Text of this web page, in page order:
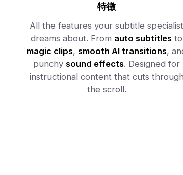
特徴
All the features your subtitle specialist
dreams about. From auto subtitles to
magic clips, smooth AI transitions,
punchy sound effects. Designed for
instructional content that cuts through
the scroll.